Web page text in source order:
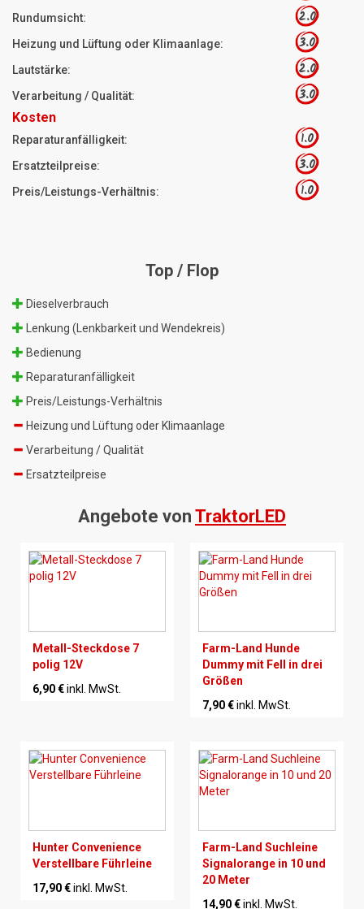
Rundumsicht: 2.0
Heizung und Lüftung oder Klimaanlage: 3.0
Lautstärke: 2.0
Verarbeitung / Qualität: 3.0
Kosten
Reparaturanfälligkeit: 1.0
Ersatzteilpreise: 3.0
Preis/Leistungs-Verhältnis: 1.0
Top / Flop
Dieselverbrauch
Lenkung (Lenkbarkeit und Wendekreis)
Bedienung
Reparaturanfälligkeit
Preis/Leistungs-Verhältnis
Heizung und Lüftung oder Klimaanlage
Verarbeitung / Qualität
Ersatzteilpreise
Angebote von TraktorLED
Metall-Steckdose 7
polig 12V
6,90 €inkl. MwSt.
Farm-Land Hunde
Dummy mit Fell in drei
Größen
7,90 €inkl. MwSt.
Hunter Convenience
Verstellbare Führleine
17,90 €inkl. MwSt.
Farm-Land Suchleine
Signalorange in 10 und
20 Meter
14,90 €inkl. MwSt.